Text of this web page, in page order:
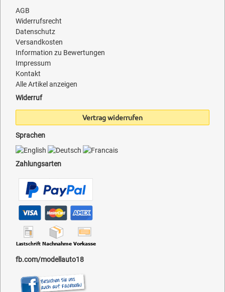
AGB
Widerrufsrecht
Datenschutz
Versandkosten
Information zu Bewertungen
Impressum
Kontakt
Alle Artikel anzeigen
Widerruf
Vertrag widerrufen
Sprachen
Zahlungsarten
fb.com/modellauto18